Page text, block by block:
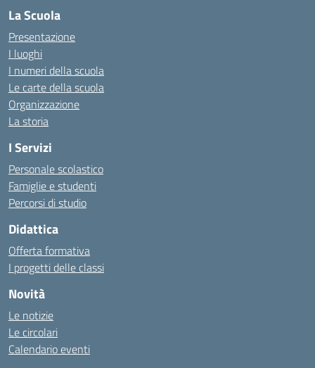
La Scuola
Presentazione
I luoghi
I numeri della scuola
Le carte della scuola
Organizzazione
La storia
I Servizi
Personale scolastico
Famiglie e studenti
Percorsi di studio
Didattica
Offerta formativa
I progetti delle classi
Novità
Le notizie
Le circolari
Calendario eventi